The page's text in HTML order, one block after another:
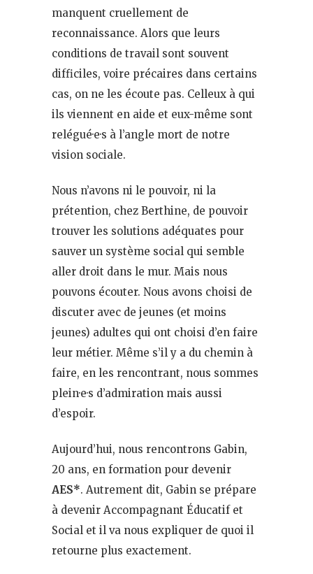
manquent cruellement de
reconnaissance. Alors que leurs
conditions de travail sont souvent
difficiles, voire précaires dans certains
cas, on ne les écoute pas. Celleux à qui
ils viennent en aide et eux-même sont
relégué·e·s à l’angle mort de notre
vision sociale.
Nous n’avons ni le pouvoir, ni la
prétention, chez Berthine, de pouvoir
trouver les solutions adéquates pour
sauver un système social qui semble
aller droit dans le mur. Mais nous
pouvons écouter. Nous avons choisi de
discuter avec de jeunes (et moins
jeunes) adultes qui ont choisi d’en faire
leur métier. Même s’il y a du chemin à
faire, en les rencontrant, nous sommes
plein·e·s d’admiration mais aussi
d’espoir.
Aujourd’hui, nous rencontrons Gabin,
20 ans, en formation pour devenir
AES*. Autrement dit, Gabin se prépare
à devenir Accompagnant Éducatif et
Social et il va nous expliquer de quoi il
retourne plus exactement.